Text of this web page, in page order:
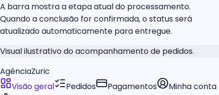
A barra mostra a etapa atual do processamento.
Quando a conclusão for confirmada, o status será
atualizado automaticamente para entregue.
Visual ilustrativo do acompanhamento de pedidos.
AgênciaZuric
Visão geral
Pedidos Pagamentos
Minha conta